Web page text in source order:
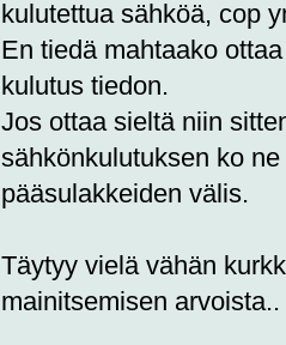
kulutettua sähköä, cop
En tiedä mahtaako
kulutus tiedon.
Jos ottaa sieltä niin
sähkönkulutuksen ko
pääsulakkeiden välis.
Täytyy vielä vähän
mainitsemisen arvoista..